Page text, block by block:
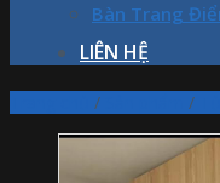
Bàn Trang
LIÊN HỆ
/ /